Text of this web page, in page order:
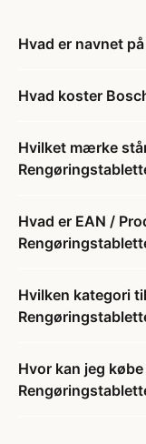
Hvad er navnet
Hvad koster
Hvilket mærke
Hvad er EAN /
Hvilken kategori
Hvor kan jeg